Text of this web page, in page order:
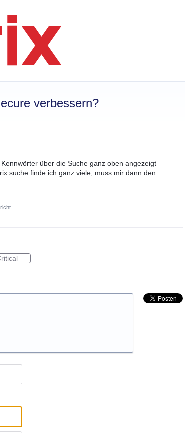
verbessern?
über die Suche ganz oben angezeigt
suche finde ich ganz viele, muss mir dann den